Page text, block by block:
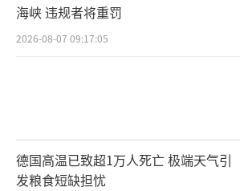
海峡 违规者将重罚
2026-08-07 09:17:05
德国高温已致超1万人死亡 极端天气引
发粮食短缺担忧